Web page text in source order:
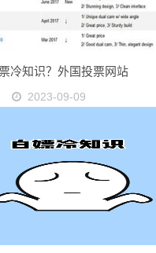
冷知识？外国投票网站
2023-09-09